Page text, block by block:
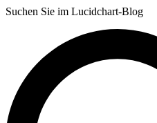
Suchen Sie im Lucidchart-Blog